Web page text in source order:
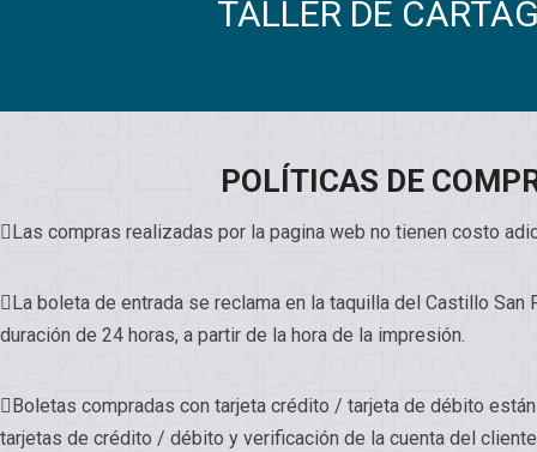
TALLER DE
POLÍTICAS DE
Las compras realizadas por la pagina web no tienen costo
La boleta de entrada se reclama en la taquilla del Castillo
duración de 24 horas, a partir de la hora de la impresión.
Boletas compradas con tarjeta crédito / tarjeta de débito
tarjetas de crédito / débito y verificación de la cuenta del